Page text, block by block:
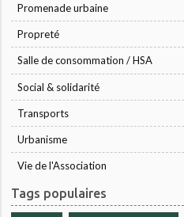
Promenade urbaine
Propreté
Salle de consommation / HSA
Social & solidarité
Transports
Urbanisme
Vie de l'Association
Tags populaires